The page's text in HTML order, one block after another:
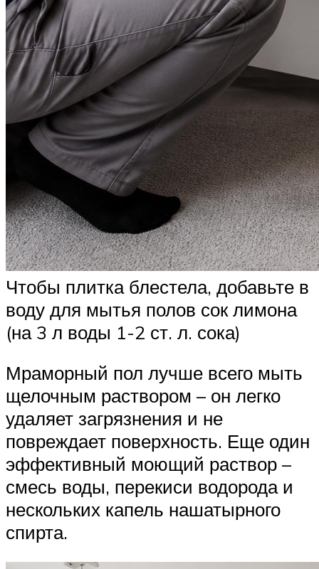
Чтобы плитка блестела, добавьте в
воду для мытья полов сок лимона
(на 3 л воды 1-2 ст. л. сока)
Мраморный пол лучше всего мыть
щелочным раствором – он легко
удаляет загрязнения и не
повреждает поверхность. Еще один
эффективный моющий раствор –
смесь воды, перекиси водорода и
нескольких капель нашатырного
спирта.